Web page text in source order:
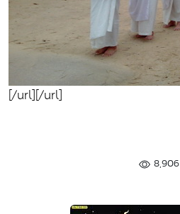
[/url][/url]
8,906